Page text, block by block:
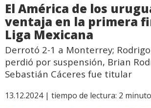
El América de los
ventaja en la primera
Liga Mexicana
Derrotó 2-1 a Monterrey;
perdió por suspensión, Brian
Sebastián Cáceres fue titular
13.12.2024 | tiempo de lectura: 2